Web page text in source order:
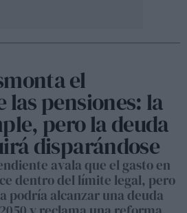
el
las pensiones: la
pero la deuda
disparándose
avala que el gasto en
dentro del límite legal, pero
podría alcanzar una deuda